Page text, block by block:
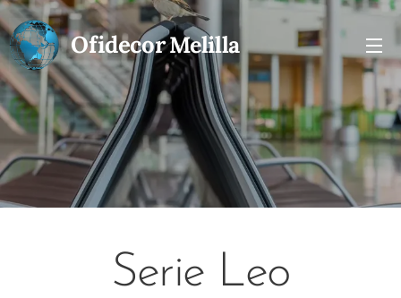
OfidecorMelilla
Serie Leo